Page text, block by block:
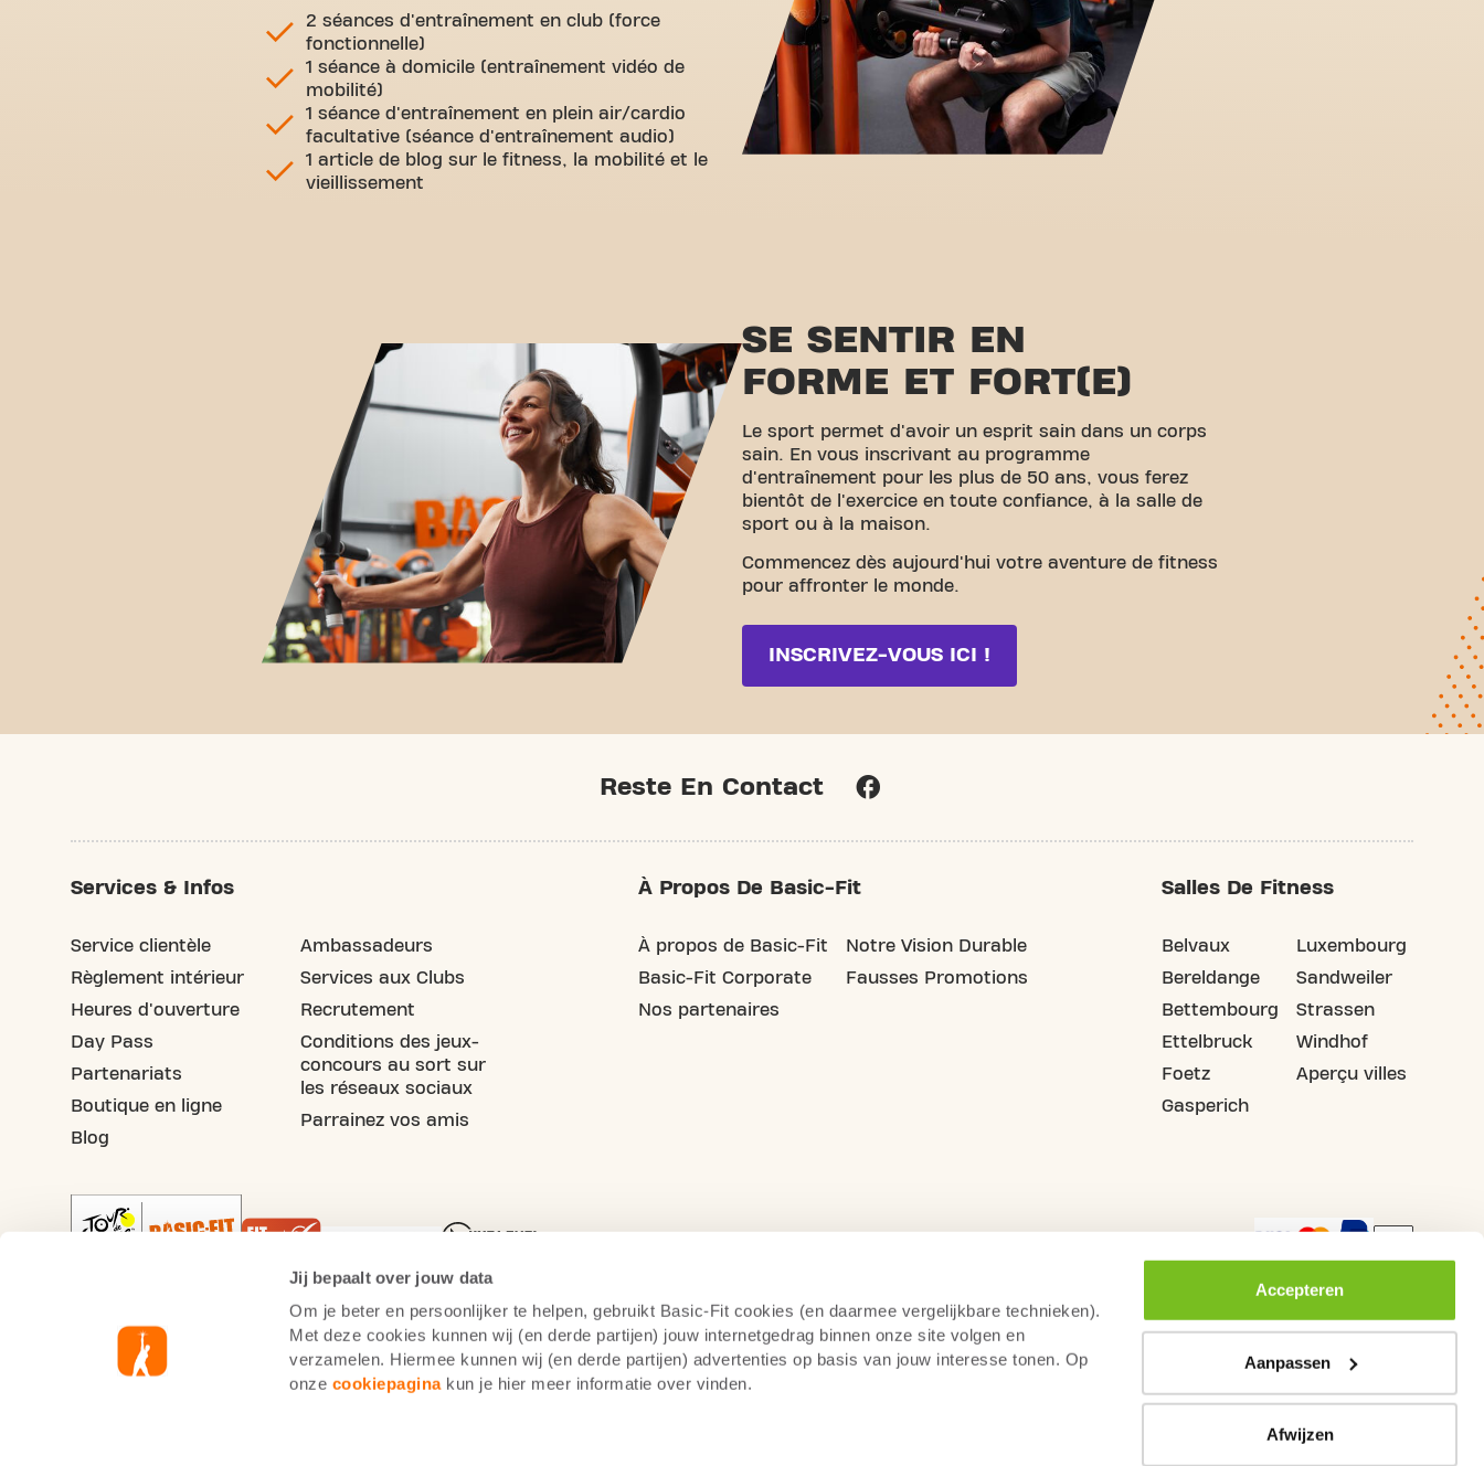
Jij bepaalt over jouw data
Om je beter en persoonlijker te helpen, gebruikt Basic-Fit cookies (en daarmee vergelijkbare technieken).
Met deze cookies kunnen wij (en derde partijen) jouw internetgedrag binnen onze site volgen en
verzamelen. Hiermee kunnen wij (en derde partijen) advertenties op basis van jouw interesse tonen. Op
onze cookiepaginakun je hier meer informatie over vinden.
Accepteren
Aanpassen
Afwijzen
2 séances d'entraînement en club (force
fonctionnelle)
1 séance à domicile (entraînement vidéo de
mobilité)
1 séance d'entraînement en plein air/cardio
facultative (séance d'entraînement audio)
1 article de blog sur le fitness, la mobilité et le
vieillissement
SE SENTIR EN
FORME ET FORT(E)
Le sport permet d'avoir un esprit sain dans un corps
sain. En vous inscrivant au programme
d'entraînement pour les plus de 50 ans, vous ferez
bientôt de l'exercice en toute confiance, à la salle de
sport ou à la maison.
Commencez dès aujourd'hui votre aventure de fitness
pour affronter le monde.
INSCRIVEZ-VOUS ICI !
Reste En Contact
Services & Infos
Service clientèle
Règlement intérieur
Heures d'ouverture
Day Pass
Partenariats
Boutique en ligne
Blog
Ambassadeurs
Services aux Clubs
Recrutement
Conditions des jeux-
concours au sort sur
les réseaux sociaux
Parrainez vos amis
À Propos De Basic-Fit
À propos de Basic-Fit
Basic-Fit Corporate
Nos partenaires
Notre Vision Durable
Fausses Promotions
Salles De Fitness
Belvaux
Bereldange
Bettembourg
Ettelbruck
Foetz
Gasperich
Luxembourg
Sandweiler
Strassen
Windhof
Aperçu villes
Basic-Fit Luxembourg Informations cookiePolitique de confidentialité14 jours de droit de rétractationSurveillance par camera Conditions générales